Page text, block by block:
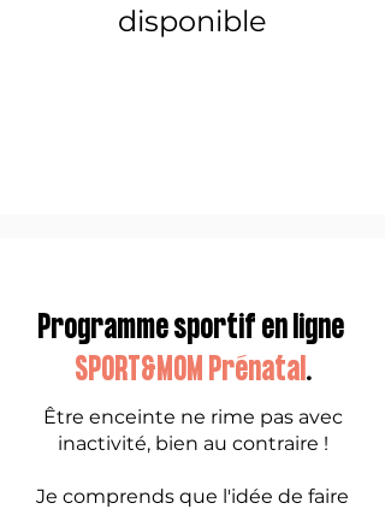
disponible
Programme sportif en ligne
SPORT&MOMPrénatal.
Être enceinte ne rime pas avec
inactivité, bien au contraire !
Je comprends que l'idée de faire